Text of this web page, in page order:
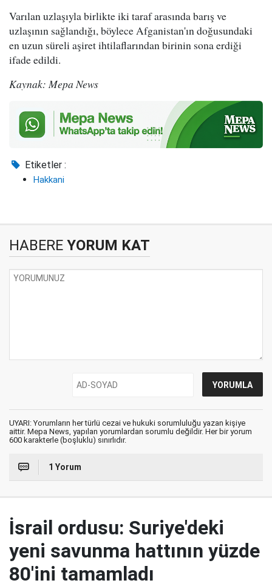
Varılan uzlaşıyla birlikte iki taraf arasında barış ve
uzlaşının sağlandığı, böylece Afganistan'ın doğusundaki
en uzun süreli aşiret ihtilaflarından birinin sona erdiği
ifade edildi.
Kaynak: Mepa News
Etiketler :
Hakkani
HABERE YORUM KAT
UYARI: Yorumların her türlü cezai ve hukuki sorumluluğu yazan kişiye
aittir. Mepa News, yapılan yorumlardan sorumlu değildir. Her bir yorum
600 karakterle (boşluklu) sınırlıdır.
1 Yorum
İsrail ordusu: Suriye'deki
yeni savunma hattının yüzde
80'ini tamamladı